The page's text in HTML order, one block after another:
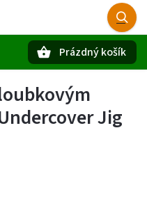
Prázdný košík
Jig